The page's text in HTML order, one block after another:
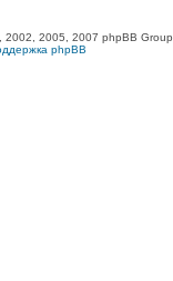
2002, 2005, 2007 phpBB Group
phpBB